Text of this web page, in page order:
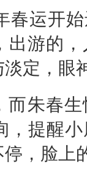
运开始
出游的
定，眼
朱春生
，提醒
，脸上